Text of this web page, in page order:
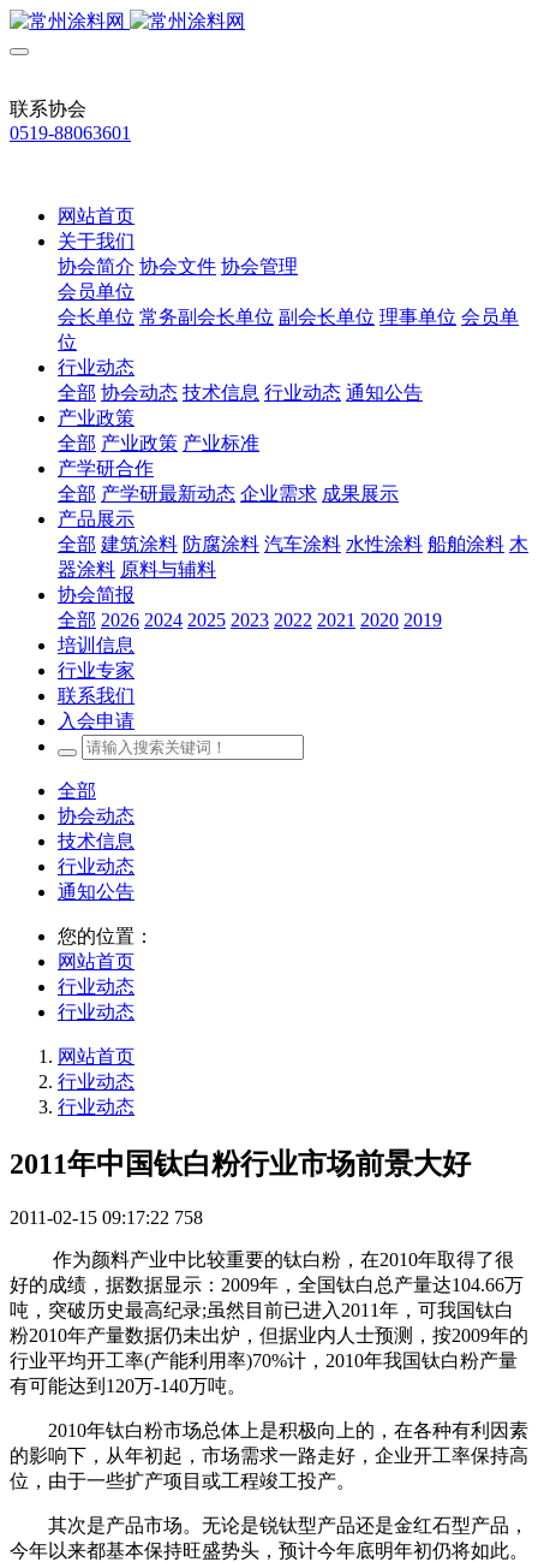
联系协会
0519-88063601
网站首页
关于我们
协会简介 协会文件 协会管理
会员单位
会长单位 常务副会长单位 副会长单位 理事单位 会员单
位
行业动态
全部 协会动态 技术信息 行业动态 通知公告
产业政策
全部 产业政策 产业标准
产学研合作
全部 产学研最新动态 企业需求 成果展示
产品展示
全部 建筑涂料 防腐涂料 汽车涂料 水性涂料 船舶涂料 木
器涂料 原料与辅料
协会简报
全部 2026 2024 2025 2023 2022 2021 2020 2019
培训信息
行业专家
联系我们
入会申请
全部
协会动态
技术信息
行业动态
通知公告
您的位置：
网站首页
行业动态
行业动态
网站首页
行业动态
行业动态
2011年中国钛白粉行业市场前景大好
2011-02-15 09:17:22 758
作为颜料产业中比较重要的钛白粉，在2010年取得了很
好的成绩，据数据显示：2009年，全国钛白总产量达104.66万
吨，突破历史最高纪录;虽然目前已进入2011年，可我国钛白
粉2010年产量数据仍未出炉，但据业内人士预测，按2009年的
行业平均开工率(产能利用率)70%计，2010年我国钛白粉产量
有可能达到120万-140万吨。
2010年钛白粉市场总体上是积极向上的，在各种有利因素
的影响下，从年初起，市场需求一路走好，企业开工率保持高
位，由于一些扩产项目或工程竣工投产。
其次是产品市场。无论是锐钛型产品还是金红石型产品，
今年以来都基本保持旺盛势头，预计今年底明年初仍将如此。